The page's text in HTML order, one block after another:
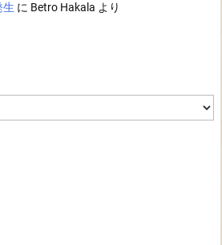
生 に Betro Hakala より